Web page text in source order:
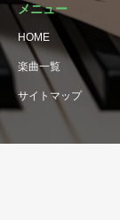
メニュー
HOME
楽曲一覧
サイトマップ